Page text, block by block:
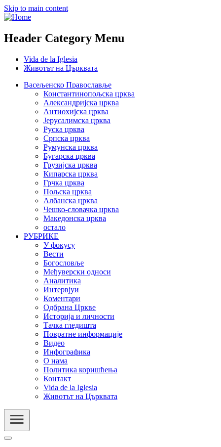
Skip to main content
Header Category Menu
Vida de la Iglesia
Животът на Църквата
Васељенско Православље
Константинопољска црква
Александријска црква
Антиохијска црква
Јерусалимска црква
Руска црква
Српска црква
Румунска црква
Бугарска црква
Грузијска црква
Кипарска црква
Грчка црква
Пољска црква
Албанска црква
Чешко-словачка црква
Македонска црква
остало
РУБРИКЕ
У фокусу
Вести
Богословље
Међуверски односи
Аналитика
Интервјуи
Коментари
Одбрана Цркве
Историја и личности
Тачка гледишта
Повратне информације
Видео
Инфографика
О нама
Политика коришћења
Контакт
Vida de la Iglesia
Животът на Църквата